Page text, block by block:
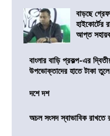
বাড়ছে
হাইকোর্টের
আপ্ত
বাংলার বাড়ি প্রকল্প-এর
উপভোক্তাদের হাতে টাকা তুলে
দশে দশ
অচল সংসদ স্বাভাবিক রাখতে